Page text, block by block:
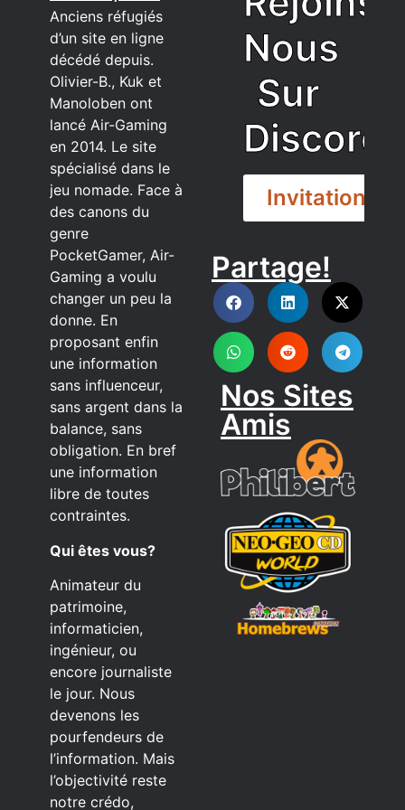
Anciens réfugiés
d’un site en ligne
décédé depuis.
Olivier-B., Kuk et
Manoloben ont
lancé Air-Gaming
en 2014. Le site
spécialisé dans le
jeu nomade. Face à
des canons du
genre
PocketGamer, Air-
Gaming a voulu
changer un peu la
donne. En
proposant enfin
une information
sans influenceur,
sans argent dans la
balance, sans
obligation. En bref
une information
libre de toutes
contraintes.
Qui êtes vous?
Animateur du
patrimoine,
informaticien,
ingénieur, ou
encore journaliste
le jour. Nous
devenons les
pourfendeurs de
l’information. Mais
l’objectivité reste
notre crédo,
Nous
Sur
Discord
Invitation
DISCORD
Partage!
Nos Sites
Amis